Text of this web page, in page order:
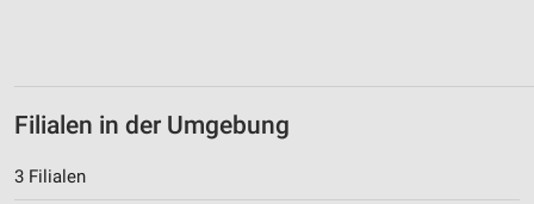
Filialen in der Umgebung
3 Filialen